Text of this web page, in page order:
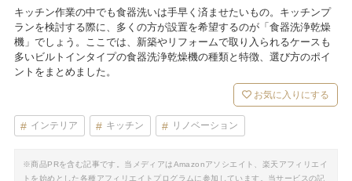
キッチン作業の中でも食器洗いは手早く済ませたいもの。キッチンプ
ランを検討する際に、多くの方が設置を希望するのが「食器洗浄乾燥
機」でしょう。ここでは、新築やリフォームで取り入られるケースも
多いビルトインタイプの食器洗浄乾燥機の種類と特徴、選び方のポイ
ントをまとめました。
お気に入りにする
インテリア キッチン リノベーション
※商品PRを含む記事です。当メディアはAmazonアソシエイト、楽天アフィリエイ
トを始めとした各種アフィリエイトプログラムに参加しています。当サービスの記